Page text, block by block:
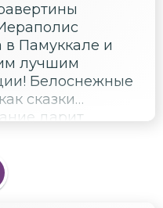
в Памуккале и
лучшим
Белоснежные
сказки
дарит
цивилизации
подарок